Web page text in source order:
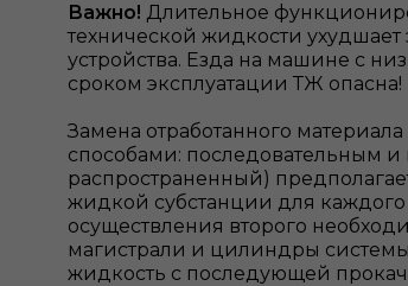
Важно! Длительное
технической жидкости ухудшает
устройства. Езда на машине с
сроком эксплуатации ТЖ опасна!
Замена отработанного
способами: последовательным
распространенный)
жидкой субстанции для
осуществления второго
магистрали и цилиндры
жидкость с последующей